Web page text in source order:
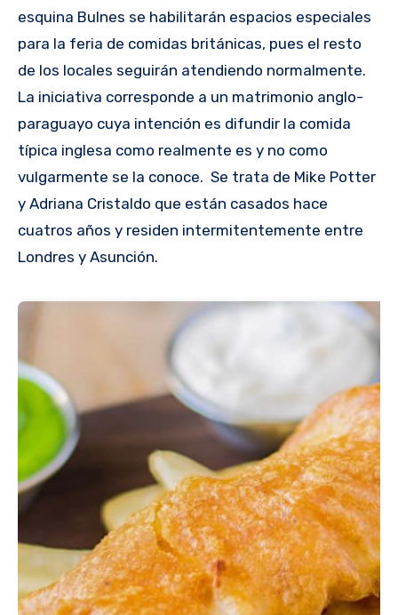
esquina Bulnes se habilitarán espacios especiales
para la feria de comidas británicas, pues el resto
de los locales seguirán atendiendo normalmente.
La iniciativa corresponde a un matrimonio anglo-
paraguayo cuya intención es difundir la comida
típica inglesa como realmente es y no como
vulgarmente se la conoce. Se trata de Mike Potter
y Adriana Cristaldo que están casados hace
cuatros años y residen intermitentemente entre
Londres y Asunción.